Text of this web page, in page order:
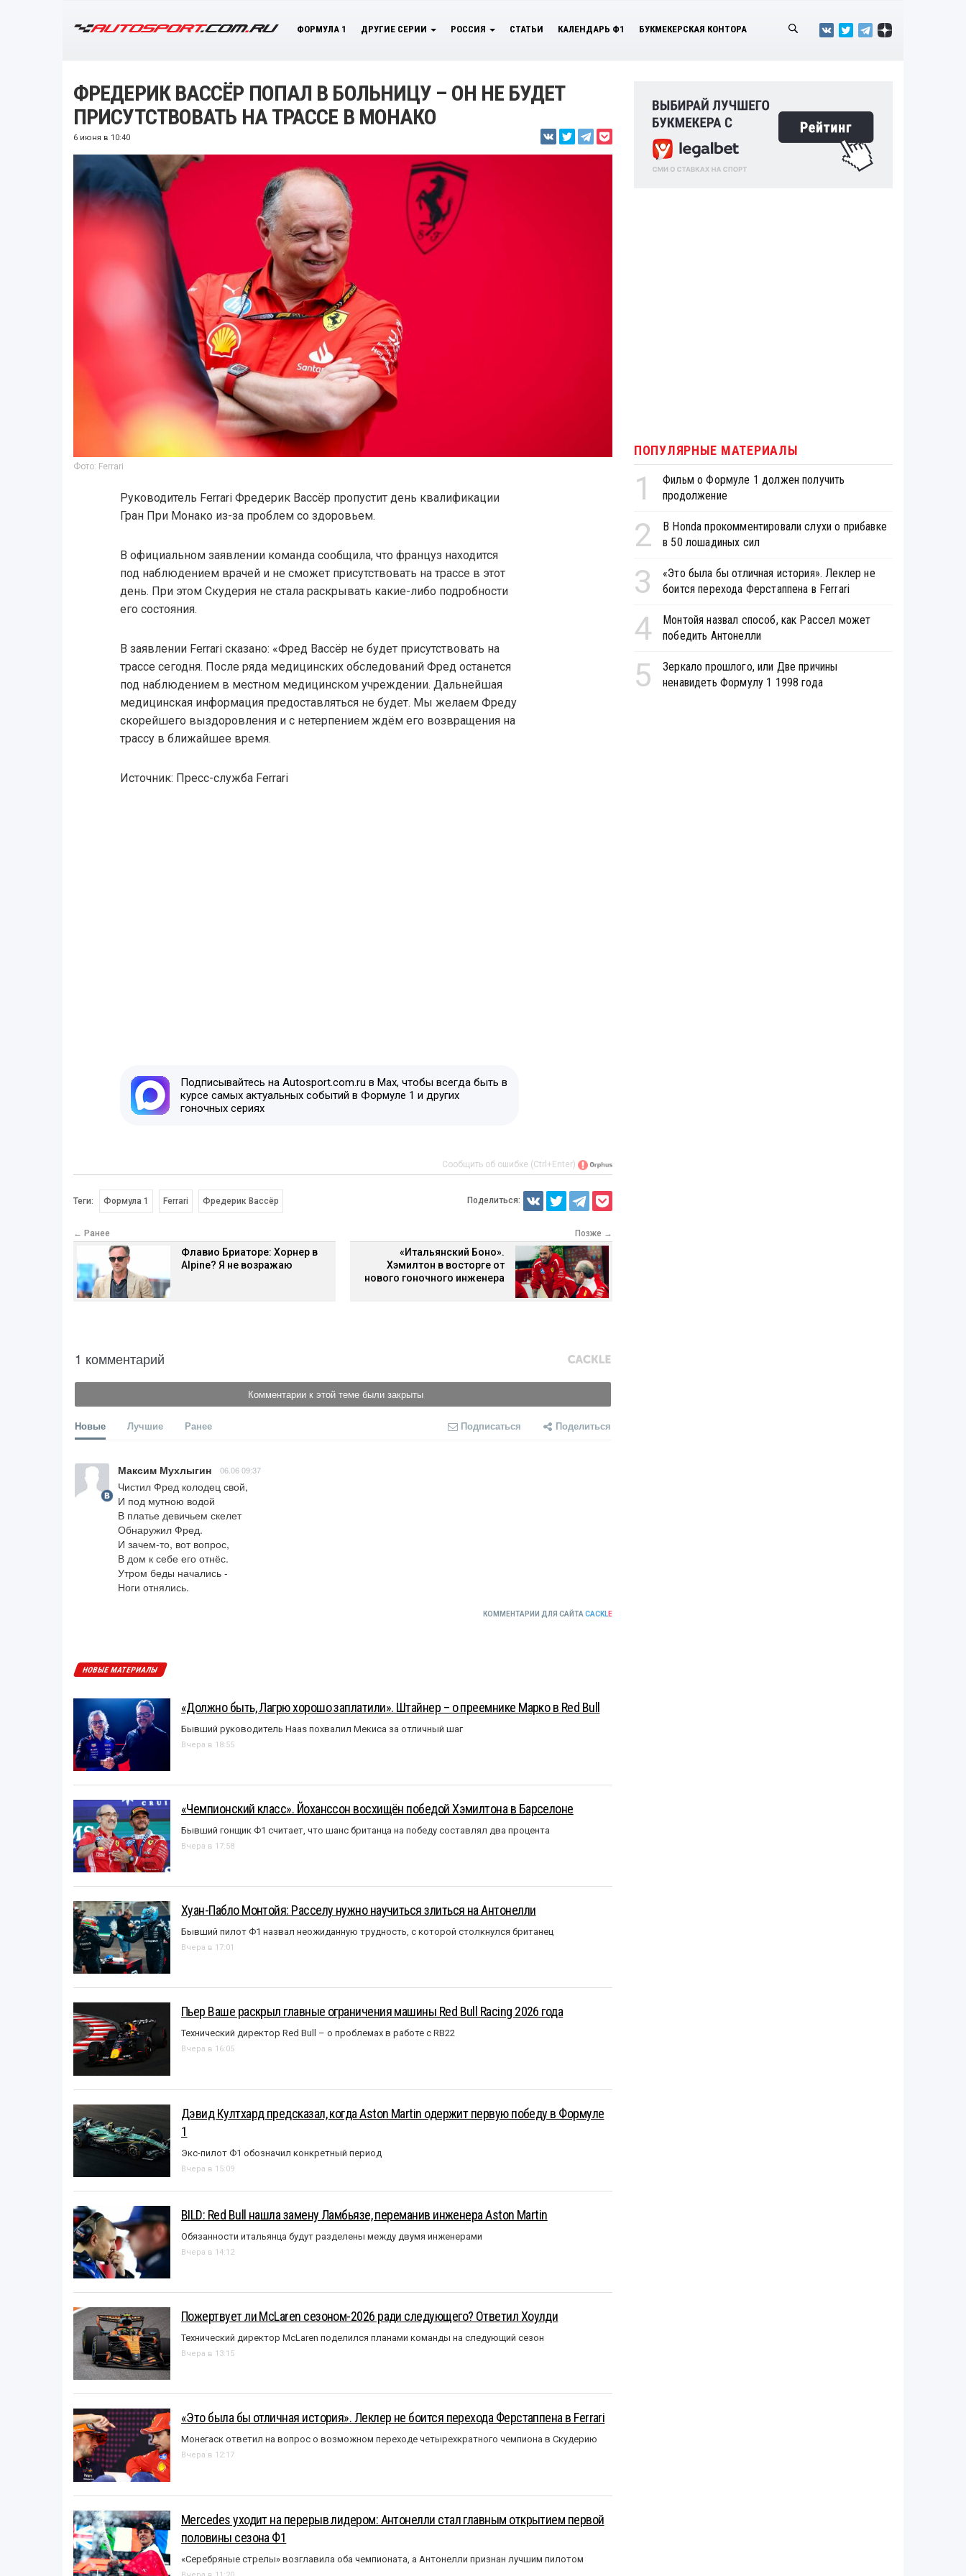
ФОРМУЛА 1 ДРУГИЕ СЕРИИ РОССИЯ СТАТЬИ КАЛЕНДАРЬ Ф1 БУКМЕКЕРСКАЯ КОНТОРА
ФРЕДЕРИК ВАССЁР ПОПАЛ В БОЛЬНИЦУ – ОН НЕ БУДЕТ
ПРИСУТСТВОВАТЬ НА ТРАССЕ В МОНАКО
6 июня в 10:40
Фото: Ferrari
Руководитель Ferrari Фредерик Вассёр пропустит день квалификации
Гран При Монако из-за проблем со здоровьем.
В официальном заявлении команда сообщила, что француз находится
под наблюдением врачей и не сможет присутствовать на трассе в этот
день. При этом Скудерия не стала раскрывать какие-либо подробности
его состояния.
В заявлении Ferrari сказано: «Фред Вассёр не будет присутствовать на
трассе сегодня. После ряда медицинских обследований Фред останется
под наблюдением в местном медицинском учреждении. Дальнейшая
медицинская информация предоставляться не будет. Мы желаем Фреду
скорейшего выздоровления и с нетерпением ждём его возвращения на
трассу в ближайшее время.
Источник: Пресс-служба Ferrari
Подписывайтесь на Autosport.com.ru в Max, чтобы всегда быть в
курсе самых актуальных событий в Формуле 1 и других
гоночных сериях
Сообщить об ошибке (Ctrl+Enter)
Теги: Формула 1 Ferrari Фредерик Вассёр Поделиться:
← Ранее
Флавио Бриаторе: Хорнер в
Alpine? Я не возражаю
Позже →
«Итальянский Боно».
Хэмилтон в восторге от
нового гоночного инженера
1 комментарий
Комментарии к этой теме были закрыты
Новые Лучшие Ранее Подписаться Поделиться
Максим Мухлыгин 06.06 09:37
Чистил Фред колодец свой,
И под мутною водой
В платье девичьем скелет
Обнаружил Фред.
И зачем-то, вот вопрос,
В дом к себе его отнёс.
Утром беды начались -
Ноги отнялись.
КОММЕНТАРИИ ДЛЯ САЙТА CACKLE
НОВЫЕ МАТЕРИАЛЫ
«Должно быть, Лагрю хорошо заплатили». Штайнер – о преемнике Марко в Red Bull
Бывший руководитель Haas похвалил Мекиса за отличный шаг
Вчера в 18:55
«Чемпионский класс». Йоханссон восхищён победой Хэмилтона в Барселоне
Бывший гонщик Ф1 считает, что шанс британца на победу составлял два процента
Вчера в 17:58
Хуан-Пабло Монтойя: Расселу нужно научиться злиться на Антонелли
Бывший пилот Ф1 назвал неожиданную трудность, с которой столкнулся британец
Вчера в 17:01
Пьер Ваше раскрыл главные ограничения машины Red Bull Racing 2026 года
Технический директор Red Bull – о проблемах в работе с RB22
Вчера в 16:05
Дэвид Култхард предсказал, когда Aston Martin одержит первую победу в Формуле
1
Экс-пилот Ф1 обозначил конкретный период
Вчера в 15:09
BILD: Red Bull нашла замену Ламбьязе, переманив инженера Aston Martin
Обязанности итальянца будут разделены между двумя инженерами
Вчера в 14:12
Пожертвует ли McLaren сезоном-2026 ради следующего? Ответил Хоулди
Технический директор McLaren поделился планами команды на следующий сезон
Вчера в 13:15
«Это была бы отличная история». Леклер не боится перехода Ферстаппена в Ferrari
Монегаск ответил на вопрос о возможном переходе четырехкратного чемпиона в Скудерию
Вчера в 12:17
Mercedes уходит на перерыв лидером: Антонелли стал главным открытием первой
половины сезона Ф1
«Серебряные стрелы» возглавила оба чемпионата, а Антонелли признан лучшим пилотом
ПОПУЛЯРНЫЕ МАТЕРИАЛЫ
1
Фильм о Формуле 1 должен получить
продолжение
2
В Honda прокомментировали слухи о прибавке
в 50 лошадиных сил
3
«Это была бы отличная история». Леклер не
боится перехода Ферстаппена в Ferrari
4
Монтойя назвал способ, как Рассел может
победить Антонелли
5
Зеркало прошлого, или Две причины
ненавидеть Формулу 1 1998 года